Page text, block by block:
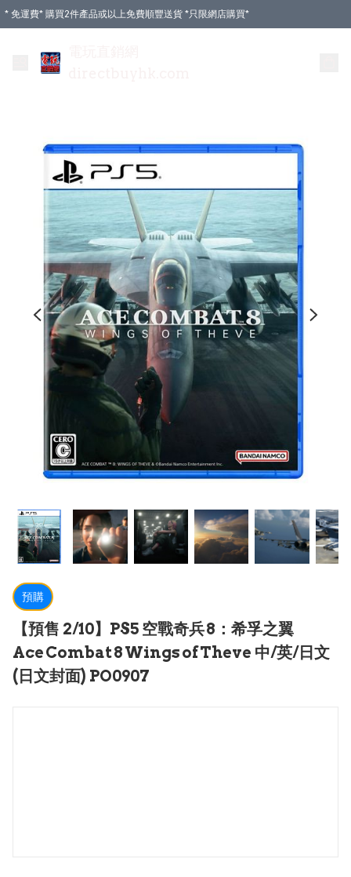
* 免運費* 購買2件產品或以上免費順豐送貨 *只限網店購買*
預購
【預售 2/10】PS5 空戰奇兵 8：希孚之翼
Ace Combat 8 Wings of Theve 中/英/日文
(日文封面) PO0907